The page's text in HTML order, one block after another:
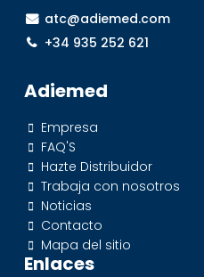
atc@adiemed.com
+34 935 252 621
Adiemed
Empresa
FAQ'S
Hazte Distribuidor
Trabaja con nosotros
Noticias
Contacto
Mapa del sitio
Enlaces